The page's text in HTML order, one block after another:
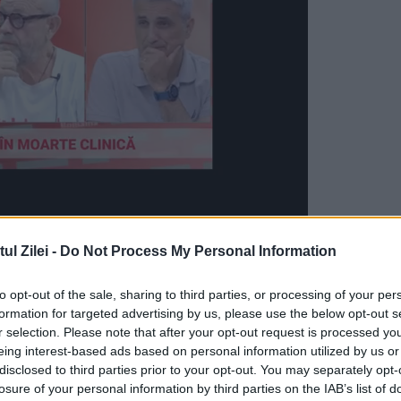
Zilei - Do Not Process My Personal Information
opt-out of the sale, sharing to third parties, or processing of your
for targeted advertising by us, please use the below opt-out
selection. Please note that after your opt-out request is processed
interest-based ads based on personal information utilized by us
to third parties prior to your opt-out. You may separately
of your personal information by third parties on the IAB’s list of
între 1955 şi 1961 şi preşedinte al
24 martie 1965 – 9 decembrie 1967,
Devenise membru PCR în 1931, iar în